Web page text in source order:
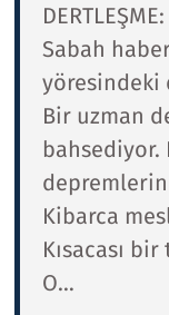
DERTLEŞME:
Sabah
yöresindeki
Bir uzman
bahsediyor.
Kibarca
Kısacası
O…